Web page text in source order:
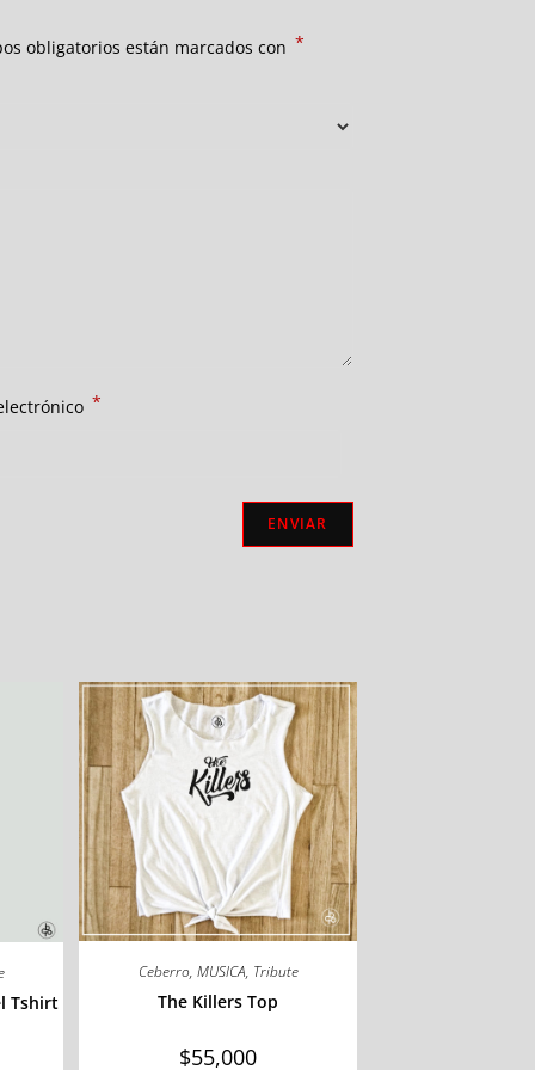
obligatorios están marcados con *
*
Tshirt
Ceberro, MUSICA, Tribute
The Killers Top
$55,000